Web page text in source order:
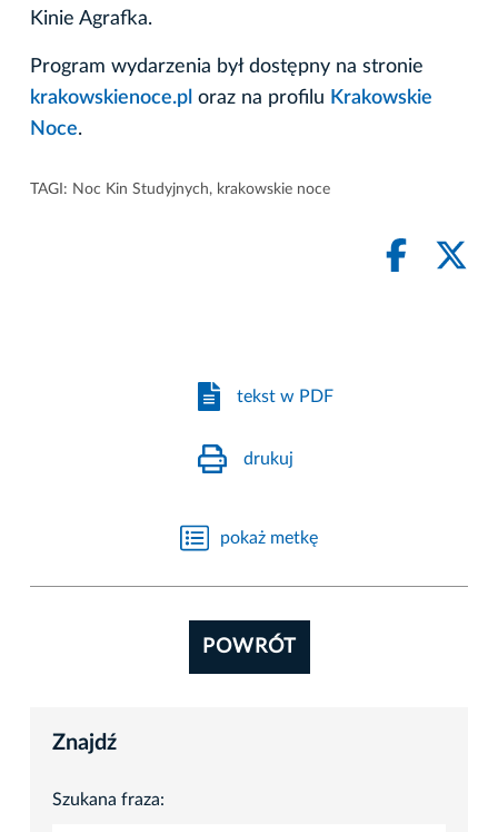
Kinie Agrafka.
Program wydarzenia był dostępny na stronie
krakowskienoce.pl oraz na profilu Krakowskie
Noce.
TAGI: Noc Kin Studyjnych, krakowskie noce
tekst w PDF
drukuj
pokaż metkę
POWRÓT
Znajdź
Szukana fraza: